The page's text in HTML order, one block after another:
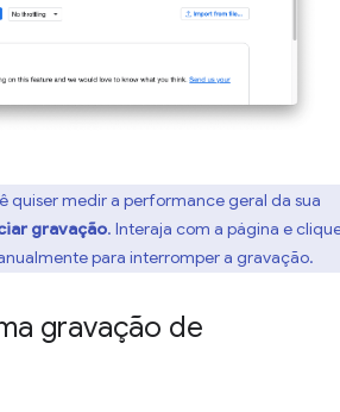
quiser medir a performance geral da sua
gravação. Interaja com a página e
para interromper a gravação.
gravação de